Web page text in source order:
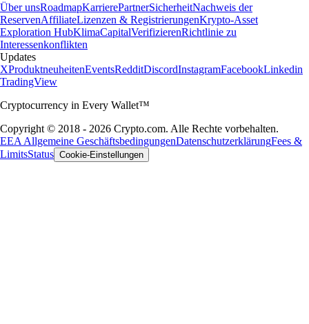
Über unsRoadmapKarrierePartnerSicherheitNachweis der
ReservenAffiliateLizenzen & RegistrierungenKrypto-Asset
Exploration HubKlimaCapitalVerifizierenRichtlinie zu
Interessenkonflikten
Updates
XProduktneuheitenEventsRedditDiscordInstagramFacebookLinkedin
TradingView
Cryptocurrency in Every Wallet™
Copyright © 2018 - 2026 Crypto.com. Alle Rechte vorbehalten.
EEA Allgemeine GeschäftsbedingungenDatenschutzerklärungFees &
LimitsStatus Cookie-Einstellungen